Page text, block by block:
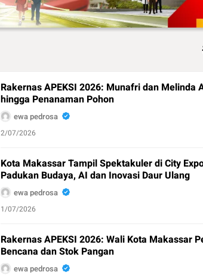
Rakernas APEKSI 2026: Munafri dan Melinda
hingga Penanaman Pohon
ewa pedrosa
2/07/2026
Kota Makassar Tampil Spektakuler di City
Padukan Budaya, AI dan Inovasi Daur Ulang
ewa pedrosa
1/07/2026
Rakernas APEKSI 2026: Wali Kota Makassar
Bencana dan Stok Pangan
ewa pedrosa